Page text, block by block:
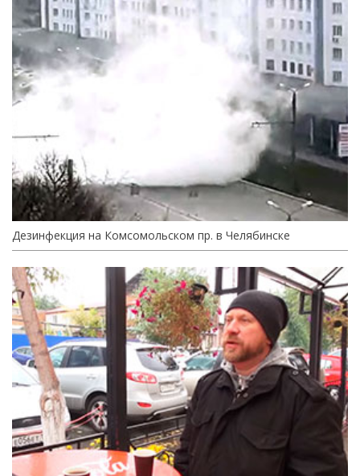
Дезинфекция на Комсомольском пр. в Челябинске